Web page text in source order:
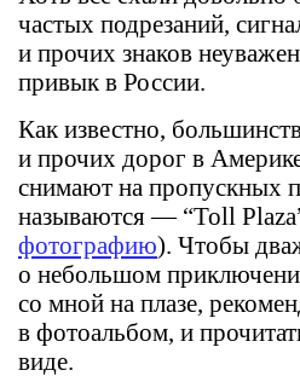
частых подрезаний,
и прочих знаков
привык в России.
Как известно,
и прочих дорог в
снимают на пропускных
называются — “Toll
фотографию). Чтобы
о небольшом
со мной на плазе,
в фотоальбом, и
виде.